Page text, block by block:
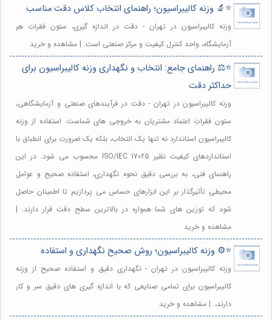
⭐️🔬 وزنه کالیبراسیون؛ راهنمای انتخاب کلاس دقت مناسب
وزنه کالیبراسیون در تهران - دقت در اندازه گیری، ستون فقرات هر
آزمایشگاه، واحد کنترل کیفیت و مرکز صنعتی است. | مشاهده و خرید
⭐️⚖️ راهنمای جامع: انتخاب و نگهداری وزنه کالیبراسیون برای
حداکثر دقت
وزنه کالیبراسیون در تهران - دقت در فرآیندهای صنعتی و آزمایشگاهی،
ستون فقراتِ اعتماد مشتریان به خروجی های شماست. استفاده از وزنه
کالیبراسیون استاندارد نه تنها یک انتخاب، بلکه یک ضرورت برای انطباق با
استانداردهای کیفیت نظیر ISO/IEC 17025 محسوب می شود. در این
راهنمای فنی، به بررسی دقیق نحوه نگهداری، استفاده صحیح و عوامل
محیطی تأثیرگذار بر این ابزارهای حساس می پردازیم تا اطمینان حاصل
شود که توزین های شما همواره در بالاترین سطح دقت قرار دارند. |
مشاهده و خرید
⭐️⚙️ وزنه کالیبراسیون؛ روش صحیح نگهداری و استفاده
وزنه کالیبراسیون در تهران - نگهداری دقیق و استفاده صحیح از وزنه
کالیبراسیون برای تمامی صنایعی که با اندازه گیری های دقیق سر و کار
دارند،. | مشاهده و خرید